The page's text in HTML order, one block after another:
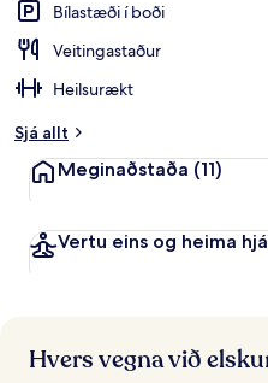
Bílastæði í boði
Veitingastaður
Heilsurækt
Sjá allt
Meginaðstaða (11)
Vertu eins og heima
Hvers vegna við